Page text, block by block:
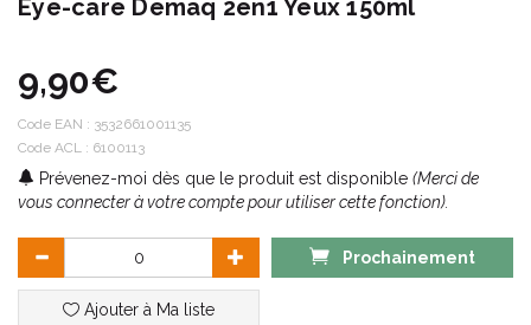
Eye-care Demaq 2en1 Yeux 150ml
9,90€
Code EAN : 3532661001135
Code ACL : 6100113
Prévenez-moi dès que le produit est disponible (Merci de
vous connecter à votre compte pour utiliser cette fonction).
Prochainement
Ajouter à Ma liste